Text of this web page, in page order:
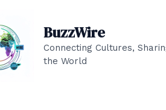
BuzzWire
Connecting Cultures,
the World